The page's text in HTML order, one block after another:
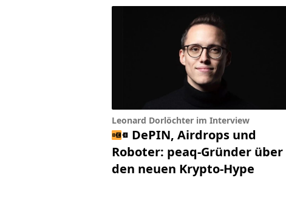
Leonard Dorlöchter im Interview
DePIN, Airdrops und
Roboter: peaq-Gründer über
den neuen Krypto-Hype